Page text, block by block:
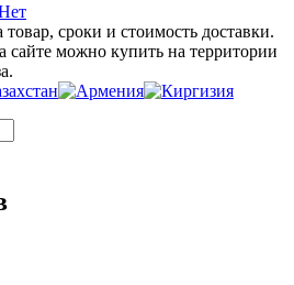
сроки и стоимость доставки.
сайте можно купить на территории